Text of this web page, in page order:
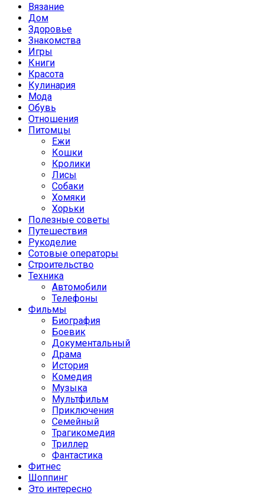
Вязание
Дом
Здоровье
Знакомства
Игры
Книги
Красота
Кулинария
Мода
Обувь
Отношения
Питомцы
Ежи
Кошки
Кролики
Лисы
Собаки
Хомяки
Хорьки
Полезные советы
Путешествия
Рукоделие
Сотовые операторы
Строительство
Техника
Автомобили
Телефоны
Фильмы
Биография
Боевик
Документальный
Драма
История
Комедия
Музыка
Мультфильм
Приключения
Семейный
Трагикомедия
Триллер
Фантастика
Фитнес
Шоппинг
Это интересно